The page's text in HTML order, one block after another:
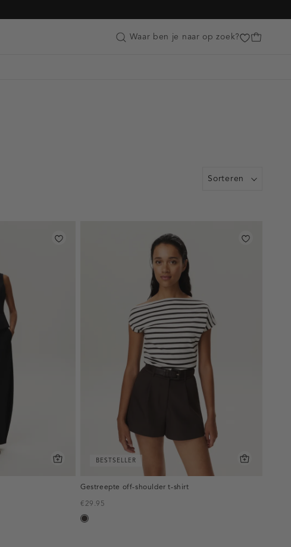
Customer Care
Waar ben je naar op zoek?
Sorteren
BESTSELLER
Gestreepte off-shoulder t-shirt
€29.95
choco